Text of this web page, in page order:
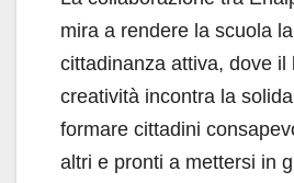
mira a rendere la scuola
cittadinanza attiva, dove il
creatività incontra la
formare cittadini
altri e pronti a mettersi in